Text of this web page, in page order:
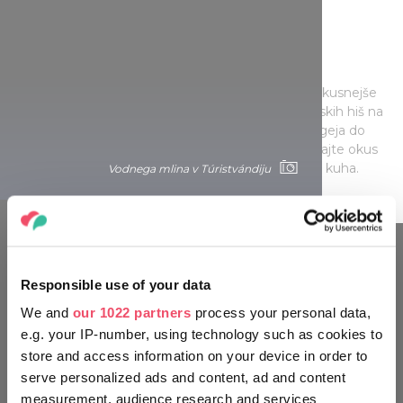
Responsible use of your data
We and our 1022 partners process your personal data,
e.g. your IP-number, using technology such as cookies to
store and access information on your device in order to
serve personalized ads and content, ad and content
measurement, audience research and services
Vodnega mlina v Túristvándiju
Tu ni prostora za skromnost: Szatmár ponuja najokusnejše
slive na svetu. Zato nikar ne zamudite degustacijskih hiš na
Slivni poti na območju Szatmár-Berega od Penyigeja do
Panyole. Poskusite njihove marmelade ter spoznajte okus
suhega sadja in vonj svežega žganja, ki se pravkar kuha.
POTUJTE KOT MADŽAR